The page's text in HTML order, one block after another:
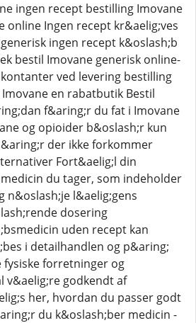
ingen recept bestilling Imovane
online Ingen recept kr&aelig;ves
ingen recept k&oslash;b
bestil Imovane generisk online-
ved levering bestilling
en rabatbutik Bestil
f&aring;r du fat i Imovane
og opioider b&oslash;r kun
der ikke forkommer
Fort&aelig;l din
du tager, som indeholder
n&oslash;je l&aelig;gens
dosering
uden recept kan
i detailhandlen og p&aring;
forretninger og
v&aelig;re godkendt af
her, hvordan du passer godt
du k&oslash;ber medicin -